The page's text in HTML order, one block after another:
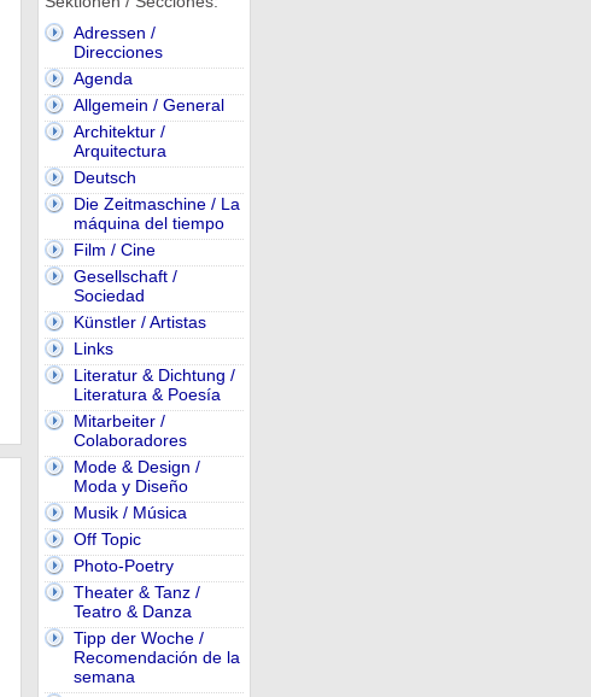
Adressen /
Direcciones
Agenda
Allgemein / General
Architektur /
Arquitectura
Deutsch
Die Zeitmaschine / La
máquina del tiempo
Film / Cine
Gesellschaft /
Sociedad
Künstler / Artistas
Links
Literatur & Dichtung /
Literatura & Poesía
Mitarbeiter /
Colaboradores
Mode & Design /
Moda y Diseño
Musik / Música
Off Topic
Photo-Poetry
Theater & Tanz /
Teatro & Danza
Tipp der Woche /
Recomendación de la
semana